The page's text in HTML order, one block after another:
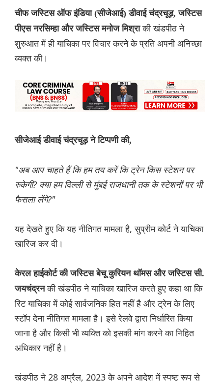
चीफ जस्टिस ऑफ इंडिया (सीजेआई) डीवाई चंद्रचूड़, जस्टिस
पीएस नरसिम्हा और जस्टिस मनोज मिश्राकी खंडपीठ ने
शुरुआत में ही याचिका पर विचार करने के प्रति अपनी अनिच्छा
व्यक्त की।
सीजेआई डीवाई चंद्रचूड़ ने टिप्पणी की,
"अब आप चाहते हैं कि हम तय करें कि ट्रेन किस स्टेशन पर
रुकेगी? क्या हम दिल्ली से मुंबई राजधानी तक के स्टेशनों पर भी
फैसला लेंगे?"
यह देखते हुए कि यह नीतिगत मामला है, सुप्रीम कोर्ट ने याचिका
खारिज कर दी।
केरल हाईकोर्ट की जस्टिस बेचू कुरियन थॉमस और जस्टिस सी.
जयचंद्रनकी खंडपीठ ने याचिका खारिज करते हुए कहा था कि
रिट याचिका में कोई सार्वजनिक हित नहीं है और ट्रेन के लिए
स्टॉप देना नीतिगत मामला है। इसे रेलवे द्वारा निर्धारित किया
जाना है और किसी भी व्यक्ति को इसकी मांग करने का निहित
अधिकार नहीं है।
खंडपीठ ने 28 अप्रैल, 2023 के अपने आदेश में स्पष्ट रूप से